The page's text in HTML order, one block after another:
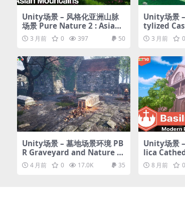
Unity场景 – 风格化亚洲山脉
场景 Pure Nature 2 : Asian
Mountains
3 月前 0 397 50
Unity场景
tylized
3 月前 0
Unity场景 – 墓地场景环境 PB
R Graveyard and Nature S
et 2.0
4 月前 0 17.0K 35
Unity场景
lica
X) 8 月前 0